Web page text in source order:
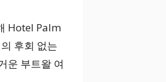
Hotel Palm
후회 없는
운 부트왈 여